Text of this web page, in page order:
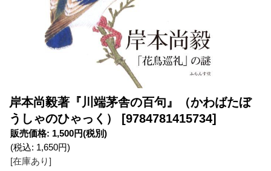
岸本尚毅著『川端茅舎の百句』（かわばたぼ
うしゃのひゃっく）
[9784781415734]
販売価格: 1,500円(税別)
(税込: 1,650円)
[在庫あり]